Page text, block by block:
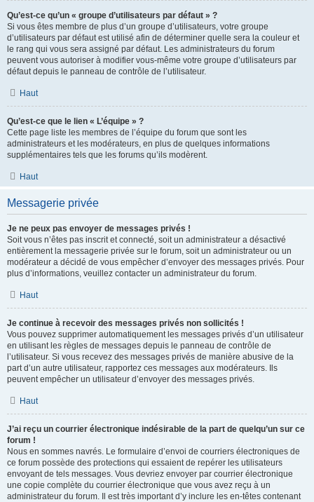
Qu’est-ce qu’un « groupe d’utilisateurs par défaut » ?
Si vous êtes membre de plus d’un groupe d’utilisateurs, votre groupe
d’utilisateurs par défaut est utilisé afin de déterminer quelle sera la couleur et
le rang qui vous sera assigné par défaut. Les administrateurs du forum
peuvent vous autoriser à modifier vous-même votre groupe d’utilisateurs par
défaut depuis le panneau de contrôle de l’utilisateur.
Haut
Qu’est-ce que le lien « L’équipe » ?
Cette page liste les membres de l’équipe du forum que sont les
administrateurs et les modérateurs, en plus de quelques informations
supplémentaires tels que les forums qu’ils modèrent.
Haut
Messagerie privée
Je ne peux pas envoyer de messages privés !
Soit vous n’êtes pas inscrit et connecté, soit un administrateur a désactivé
entièrement la messagerie privée sur le forum, soit un administrateur ou un
modérateur a décidé de vous empêcher d’envoyer des messages privés. Pour
plus d’informations, veuillez contacter un administrateur du forum.
Haut
Je continue à recevoir des messages privés non sollicités !
Vous pouvez supprimer automatiquement les messages privés d’un utilisateur
en utilisant les règles de messages depuis le panneau de contrôle de
l’utilisateur. Si vous recevez des messages privés de manière abusive de la
part d’un autre utilisateur, rapportez ces messages aux modérateurs. Ils
peuvent empêcher un utilisateur d’envoyer des messages privés.
Haut
J’ai reçu un courrier électronique indésirable de la part de quelqu’un sur ce
forum !
Nous en sommes navrés. Le formulaire d’envoi de courriers électroniques de
ce forum possède des protections qui essaient de repérer les utilisateurs
envoyant de tels messages. Vous devriez envoyer par courrier électronique
une copie complète du courrier électronique que vous avez reçu à un
administrateur du forum. Il est très important d’y inclure les en-têtes contenant